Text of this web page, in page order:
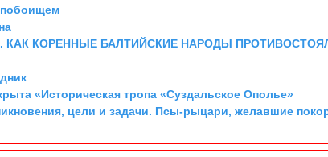
побоищем
КАК КОРЕННЫЕ БАЛТИЙСКИЕ НАРОДЫ
«Историческая тропа «Суздальское Ополье»
цели и задачи. Псы-рыцари, желавшие